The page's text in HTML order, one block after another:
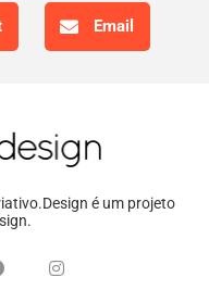
Email
é um projeto